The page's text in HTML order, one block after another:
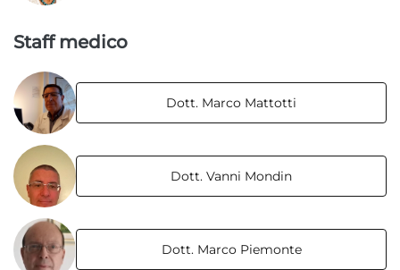
Udine - Via Joppi
Centri Prelievi
Udine - Viale Venezia
Trieste - via Battisti
Trieste - via Marchesetti
Staff medico
Dott. Marco Mattotti
Dott. Vanni Mondin
Dott. Marco Piemonte